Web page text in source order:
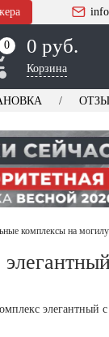
0
0 0 руб.
Корзина
комплексы на могилу